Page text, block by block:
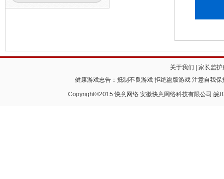
关于我们
家长监护
健康游戏忠告：抵制不良游戏 拒绝盗版游戏 注意自我
Copyright®2015 快意网络 安徽快意网络科技有限公司 皖